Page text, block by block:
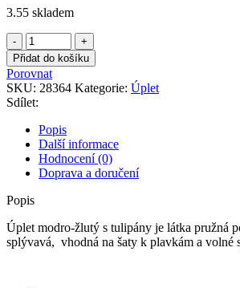
3.55 skladem
Úplet
modro-
žlutý
s
tulipány
množství
Přidat do košíku
Porovnat
SKU: 28364 Kategorie: Úplet
Sdílet:
Popis
Další informace
Hodnocení (0)
Doprava a doručení
Popis
Úplet modro-žlutý s tulipány je látka pružná
splývavá, vhodná na šaty k plavkám a volné